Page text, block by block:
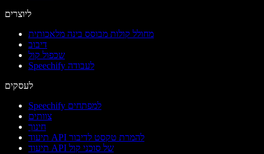
ליוצרים
מחולל קולות מבוסס בינה מלאכותית
דיבוב
שכפול קול
Speechify לעבודה
לעסקים
Speechify למפתחים
צוותים
חינוך
תיעוד API להמרת טקסט לדיבור
תיעוד API של סוכני קול